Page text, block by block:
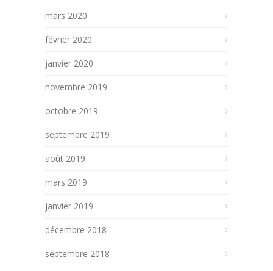
mars 2020
février 2020
janvier 2020
novembre 2019
octobre 2019
septembre 2019
août 2019
mars 2019
janvier 2019
décembre 2018
septembre 2018